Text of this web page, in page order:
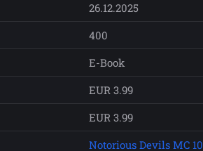
26.12.2025
400
E-Book
EUR 3.99
EUR 3.99
Notorious Devils MC 10